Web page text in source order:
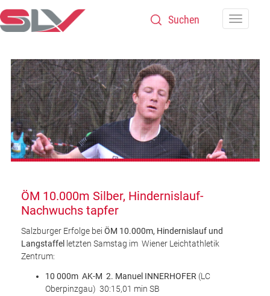
Zum Inhalt
ÖM 10.000m Silber, Hindernislauf-
Nachwuchs tapfer
Salzburger Erfolge bei ÖM 10.000m, Hindernislauf und
Langstaffel letzten Samstag im Wiener Leichtathletik
Zentrum:
10 000m AK-M 2. Manuel INNERHOFER (LC
Oberpinzgau) 30:15,01 min SB